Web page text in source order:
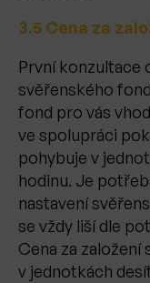
3.5 Cena za
První konzultace
svěřenského
fond pro vás
ve spolupráci
pohybuje v
hodinu. Je
nastavení
se vždy liší dle
Cena za
v jednotkách